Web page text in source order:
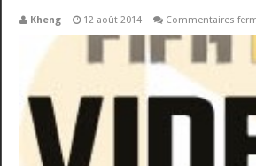
Kheng 12 août 2014 Commentaires